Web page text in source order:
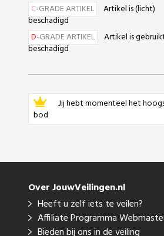
C-GRADE ARTIKEL
Artikel is (licht)
beschadigd
D-GRADE ARTIKEL
Artikel is
beschadigd
Jij hebt momenteel het
bod
Over JouwVeilingen.nl
Heeft u zelf iets te veilen?
Affiliate Programma
Bieden bij ons in de veiling